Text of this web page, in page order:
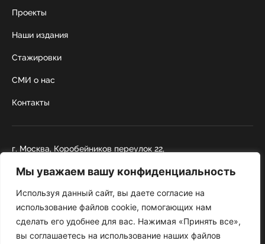
Мы уважаем вашу конфиденциальность
Используя данный сайт, вы даете согласие на
использование файлов cookie, помогающих нам
сделать его удобнее для вас. Нажимая «Принять все»,
вы соглашаетесь на использование наших файлов
Проекты
Наши издания
Стажировки
СМИ о нас
Контакты
г. Москва, Коробейников переулок 22,
+7 495 252 67 88
© 2022 НИИРК